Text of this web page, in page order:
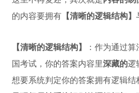
的内容要拥有 【清晰的逻辑结构】
【清晰的逻辑结构】
：作为通过
国考试，你的答案内容里深藏的逻
想要系统判定你的答案拥有逻辑结